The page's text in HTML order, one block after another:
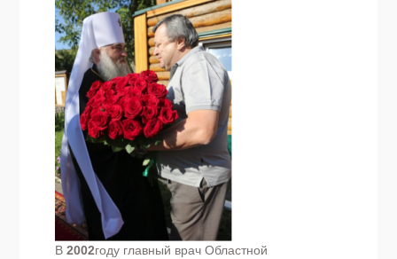
В 2002году главный врач Областной